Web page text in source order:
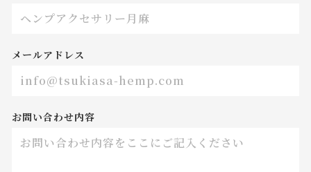
メールアドレス
お問い合わせ内容